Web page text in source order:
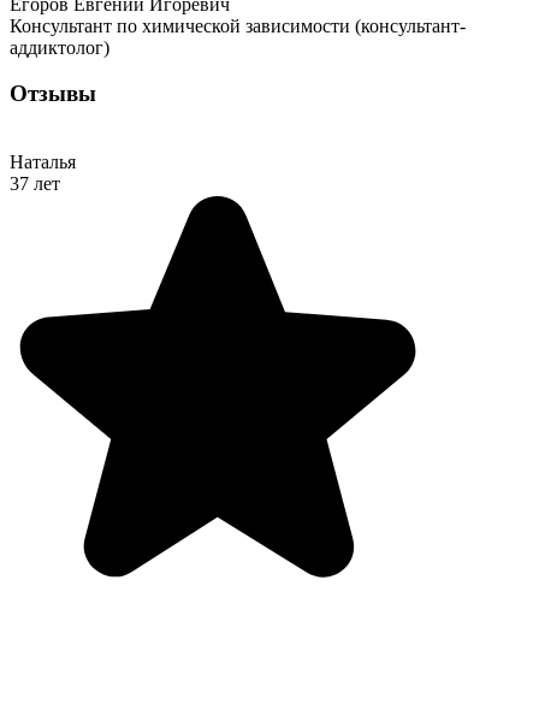
Консультант по химической зависимости (консультант-
аддиктолог)
Отзывы
Наталья
37 лет